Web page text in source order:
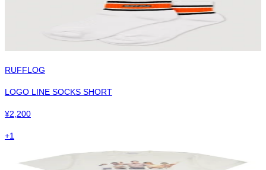
RUFFLOG
LOGO LINE SOCKS SHORT
¥2,200
+1